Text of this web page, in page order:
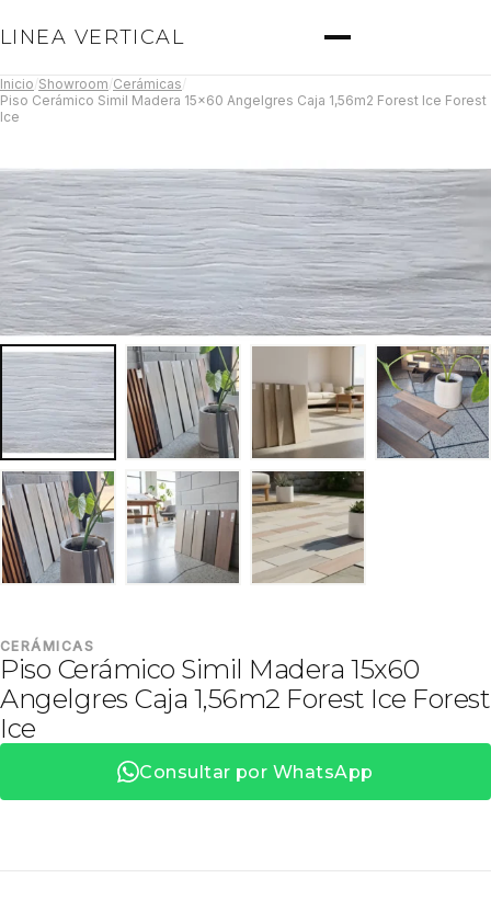
LINEA VERTICAL
Inicio Showroom Cerámicas
Piso Cerámico Simil Madera 15x60 Angelgres Caja 1,56m2 Forest Ice Forest
Ice
CERÁMICAS
Piso Cerámico Simil Madera 15x60
Angelgres Caja 1,56m2 Forest Ice Forest
Ice
Consultar por WhatsApp